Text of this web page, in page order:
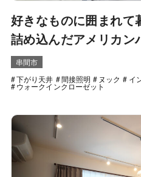
好きなものに囲まれて
詰め込んだアメリカン
串間市
下がり天井
間接照明 ヌック イ
ウォークインクローゼット